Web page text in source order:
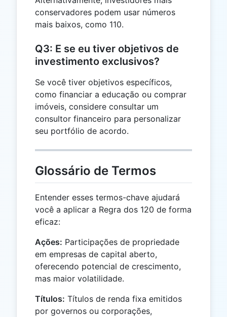
conservadores podem usar números
mais baixos, como 110.
Q3: E se eu tiver objetivos de
investimento exclusivos?
Se você tiver objetivos específicos,
como financiar a educação ou comprar
imóveis, considere consultar um
consultor financeiro para personalizar
seu portfólio de acordo.
Glossário de Termos
Entender esses termos-chave ajudará
você a aplicar a Regra dos 120 de forma
eficaz:
Ações: Participações de propriedade
em empresas de capital aberto,
oferecendo potencial de crescimento,
mas maior volatilidade.
Títulos: Títulos de renda fixa emitidos
por governos ou corporações,